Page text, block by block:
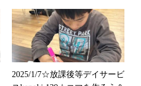
2025/1/7☆放課後等デイサービ